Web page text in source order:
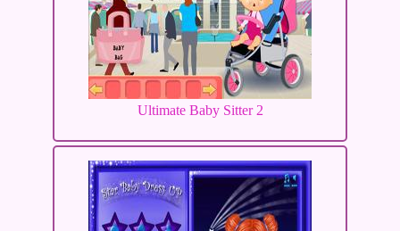
Ultimate Baby Sitter 2